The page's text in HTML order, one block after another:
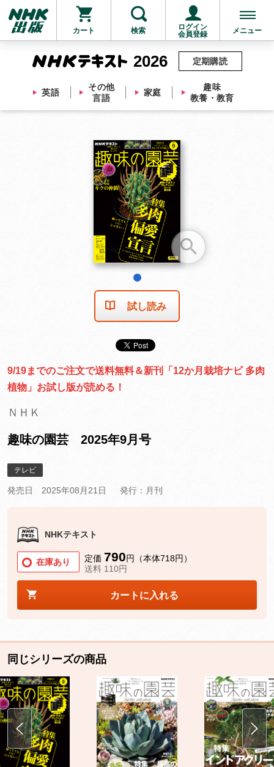
カート 検索
ログイン
会員登録
メニュー
2026
英語
その他
言語
家庭
趣味
教養・教育
定期購読
他にも商品を買う
試し読み
9/19までのご注文で送料無料＆新刊「12か月栽培ナビ 多肉
植物」お試し版が読める！
ＮＨＫ
趣味の園芸 2025年9月号
テレビ
発売日 2025年08月21日 発行：月刊
NHKテキスト
在庫あり 定価 790円（本体718円）
送料 110円
カートに入れる
同じシリーズの商品